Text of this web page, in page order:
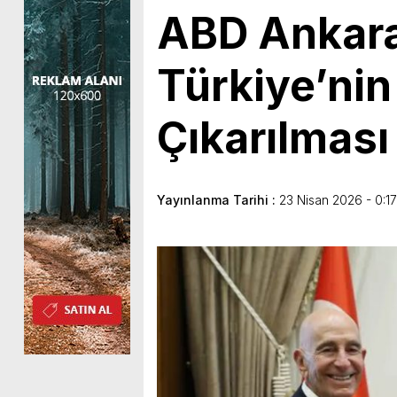
ABD
Yayınlanma Tarihi : 23 Nisan 2026 - 0:17